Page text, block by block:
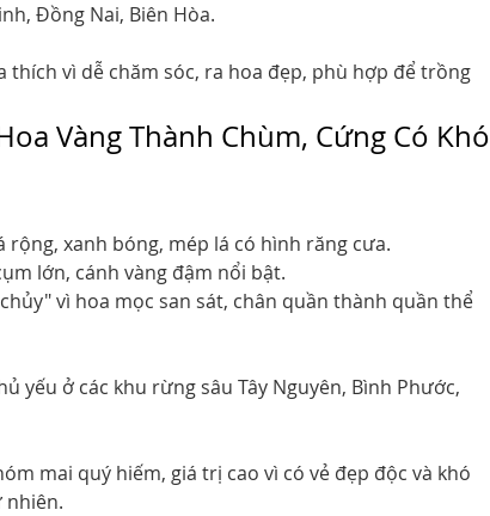
Đồng Nai, Biên Hòa.
thích vì dễ chăm sóc, ra hoa đẹp, phù hợp để trồng
Vàng Thành Chùm, Cứng Có Khó
rộng, xanh bóng, mép lá có hình răng cưa.
lớn, cánh vàng đậm nổi bật.
vì hoa mọc san sát, chân quần thành quần thể
yếu ở các khu rừng sâu Tây Nguyên, Bình Phước,
mai quý hiếm, giá trị cao vì có vẻ đẹp độc và khó